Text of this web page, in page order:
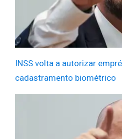
INSS volta a autorizar
cadastramento biométrico